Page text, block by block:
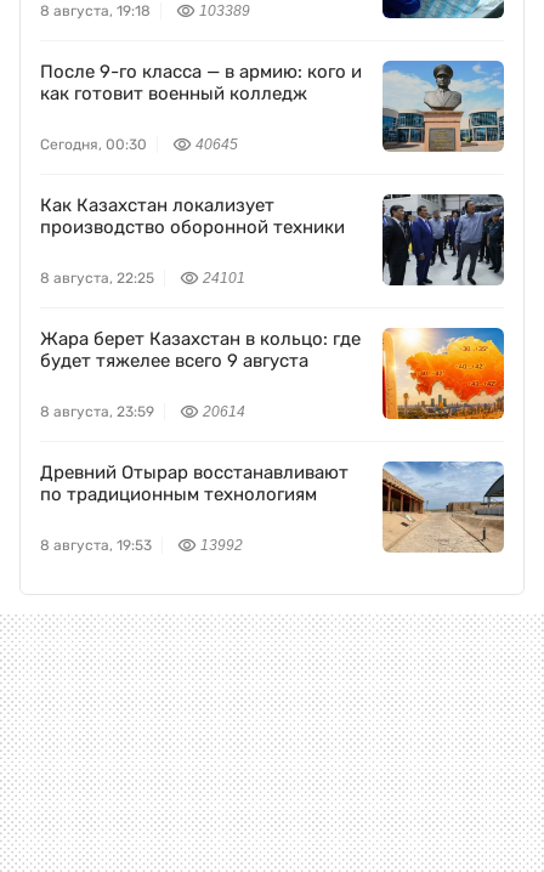
8 августа, 19:18 103389
После 9-го класса — в армию: кого и
как готовит военный колледж
Сегодня, 00:30 40645
Как Казахстан локализует
производство оборонной техники
8 августа, 22:25 24101
Жара берет Казахстан в кольцо: где
будет тяжелее всего 9 августа
8 августа, 23:59 20614
Древний Отырар восстанавливают
по традиционным технологиям
8 августа, 19:53 13992